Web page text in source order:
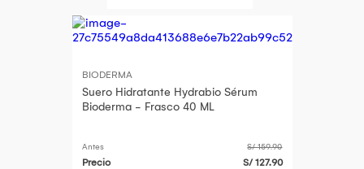
BIODERMA
Suero Hidratante Hydrabio Sérum
Bioderma - Frasco 40 ML
Antes S/ 159.90
Precio S/ 127.90